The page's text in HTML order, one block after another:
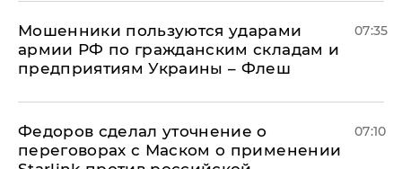
Мошенники пользуются ударами
армии РФ по гражданским складам и
предприятиям Украины – Флеш
07:35
Федоров сделал уточнение о
переговорах с Маском о применении
07:10